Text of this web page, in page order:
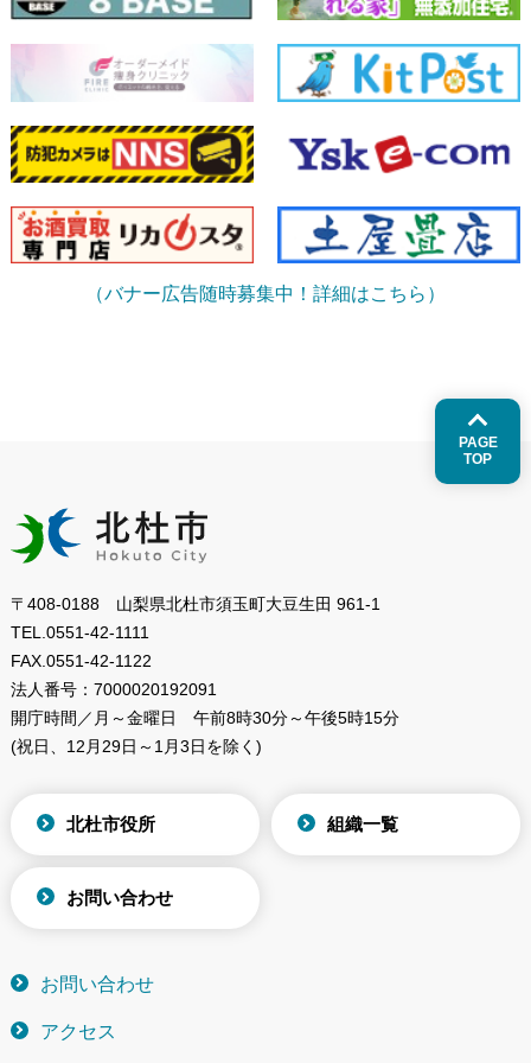
（バナー広告随時募集中！詳細はこちら）
PAGE
TOP
〒408-0188 山梨県北杜市須玉町大豆生田 961-1
TEL. 0551-42-1111
FAX. 0551-42-1122
法人番号： 7000020192091
開庁時間／月～金曜日
午前8時30分～午後5時15分
(祝日、12月29日～1月3日を除く)
北杜市役所 組織一覧
お問い合わせ
お問い合わせ
アクセス